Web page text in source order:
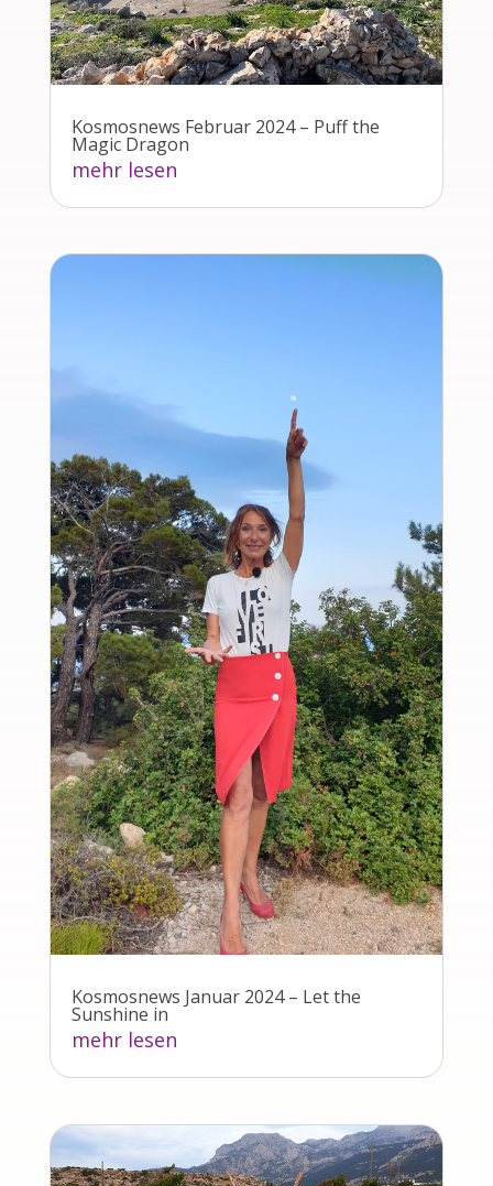
Kosmosnews Februar 2024 – Puff the
Magic Dragon
mehr lesen
Kosmosnews Januar 2024 – Let the
Sunshine in
mehr lesen